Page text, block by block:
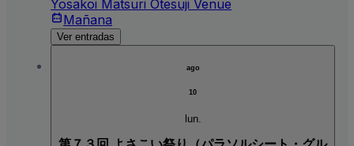
Yosakoi Matsuri Otesuji Venue
Mañana
Ver entradas
ago
10
lun.